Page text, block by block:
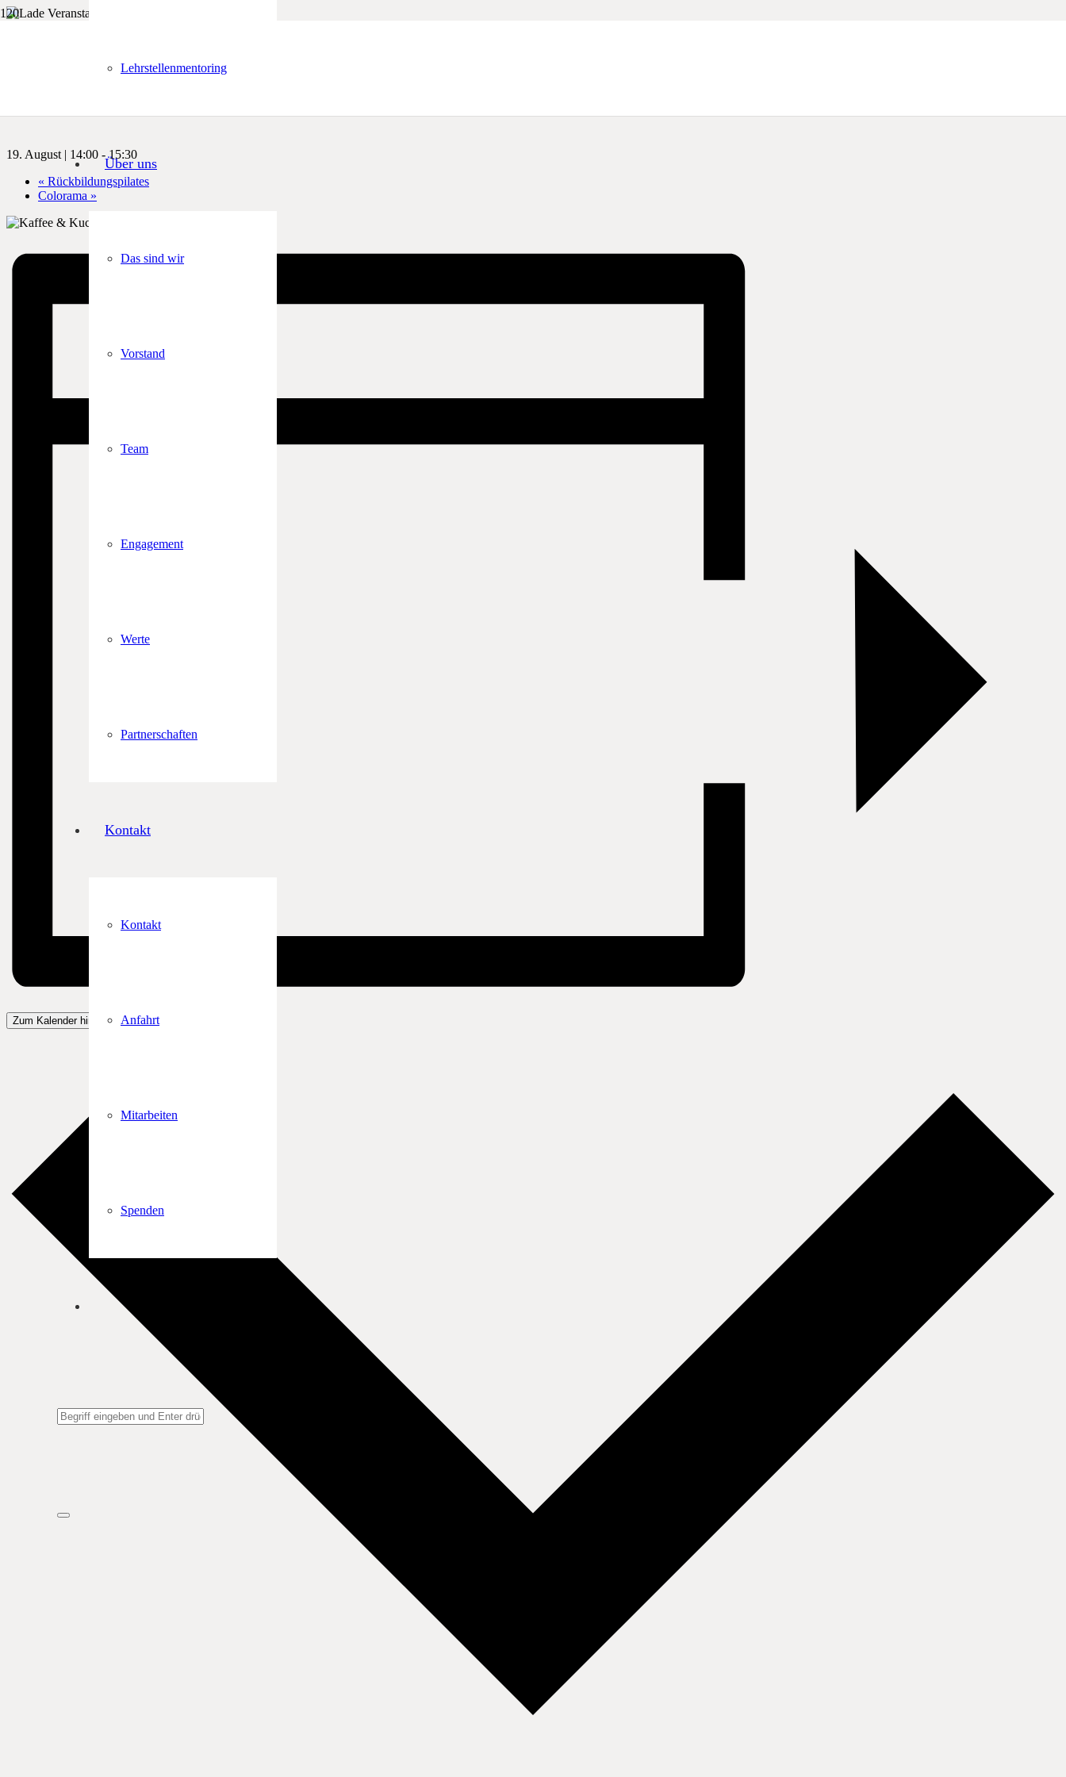
Lehrstellenmentoring
Über uns
Das sind wir
Vorstand
Team
Engagement
Werte
Partnerschaften
Kontakt
Kontakt
Anfahrt
Mitarbeiten
Spenden
19. August | 14:00 -15:30
« Rückbildungspilates
Colorama »
Zum Kalender hinzufügen